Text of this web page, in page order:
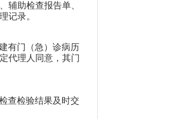
辅助检查报告单、
记录。
有门（急）诊病历
代理人同意，其门
查检验结果及时交